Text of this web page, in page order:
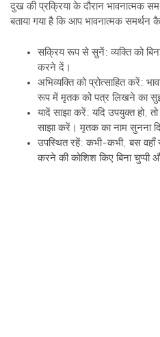
दुख की प्रक्रिया के दौरान भावनात्मक
बताया गया है कि आप भावनात्मक
सक्रिय रूप से सुनें: व्यक्ति को
करने दें।
अभिव्यक्ति को प्रोत्साहित करें:
रूप में मृतक को पत्र लिखने का
यादें साझा करें: यदि उपयुक्त हो,
साझा करें। मृतक का नाम सुनना
उपस्थित रहें: कभी-कभी, बस वहाँ
करने की कोशिश किए बिना